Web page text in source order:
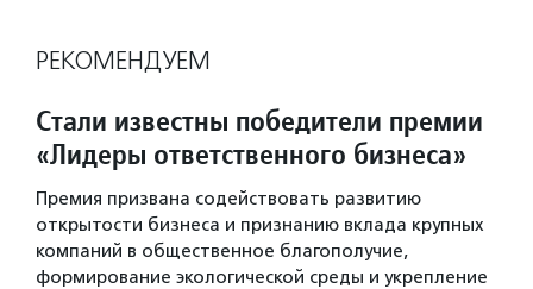
РЕКОМЕНДУЕМ
Стали известны победители премии
«Лидеры ответственного бизнеса»
Премия призвана содействовать развитию
открытости бизнеса и признанию вклада крупных
компаний в общественное благополучие,
формирование экологической среды и укрепление